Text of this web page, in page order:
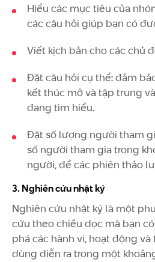
Hiểu các mục tiêu của
các câu hỏi giúp bạn có
Viết kịch bản cho các chủ
Đặt câu hỏi cụ thể: đảm
kết thúc mở và tập trung
đang tìm hiểu.
Đặt số lượng người tham
số người tham gia trong
người, để các phiên thảo
3. Nghiên cứu nhật ký
Nghiên cứu nhật ký là một
cứu theo chiều dọc mà bạn
phá các hành vi, hoạt động
dùng diễn ra trong một